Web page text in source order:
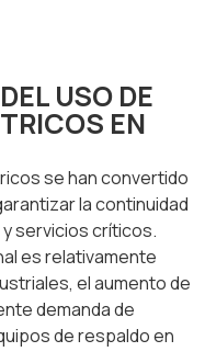
USO DE
EN
se han convertido
la continuidad
servicios críticos.
es relativamente
el aumento de
demanda de
de respaldo en